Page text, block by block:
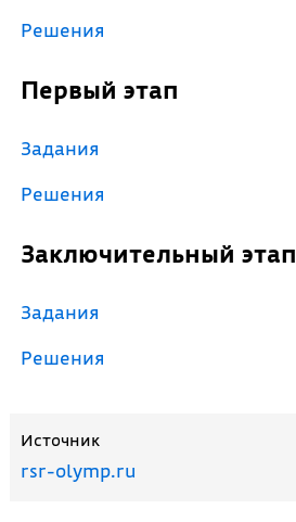
Решения
Первый этап
Задания
Решения
Заключительный этап
Задания
Решения
Источник
rsr-olymp.ru